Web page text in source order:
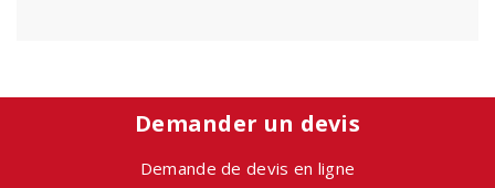
Demander un devis
Demande de devis en ligne